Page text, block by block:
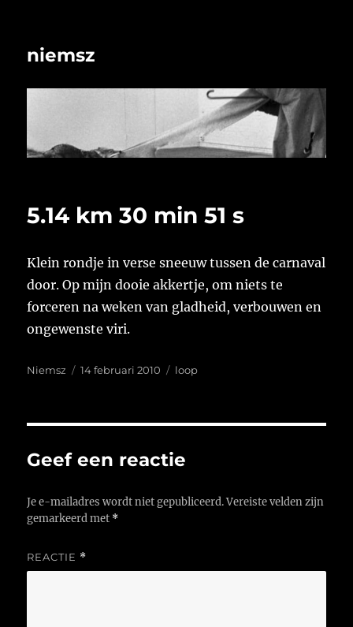
niemsz
5.14 km 30 min 51 s
Klein rondje in verse sneeuw tussen de carnaval
door. Op mijn dooie akkertje, om niets te
forceren na weken van gladheid, verbouwen en
ongewenste viri.
Auteur
Niemsz
Geplaatst
14 februari 2010 Tags
loop
Geef een reactie
Je e-mailadres wordt niet gepubliceerd. Vereiste velden zijn
gemarkeerd met *
REACTIE *